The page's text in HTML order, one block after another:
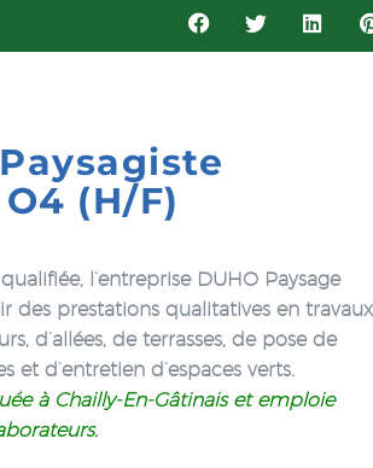
(H/F)
l’entreprise DUHO Paysage
des prestations qualitatives en travaux
d’allées, de terrasses, de pose de
et d’entretien d’espaces verts.
à Chailly-En-Gâtinais et emploie